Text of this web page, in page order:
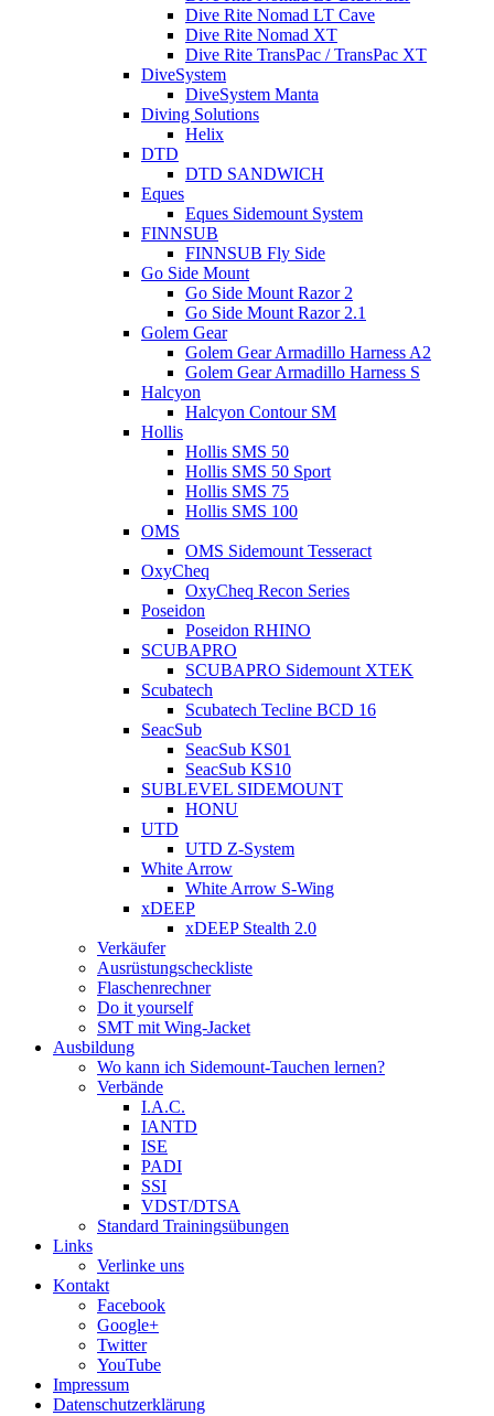
Dive Rite Nomad LT Cave
Dive Rite Nomad XT
Dive Rite TransPac / TransPac XT
DiveSystem
DiveSystem Manta
Diving Solutions
Helix
DTD
DTD SANDWICH
Eques
Eques Sidemount System
FINNSUB
FINNSUB Fly Side
Go Side Mount
Go Side Mount Razor 2
Go Side Mount Razor 2.1
Golem Gear
Golem Gear Armadillo Harness A2
Golem Gear Armadillo Harness S
Halcyon
Halcyon Contour SM
Hollis
Hollis SMS 50
Hollis SMS 50 Sport
Hollis SMS 75
Hollis SMS 100
OMS
OMS Sidemount Tesseract
OxyCheq
OxyCheq Recon Series
Poseidon
Poseidon RHINO
SCUBAPRO
SCUBAPRO Sidemount XTEK
Scubatech
Scubatech Tecline BCD 16
SeacSub
SeacSub KS01
SeacSub KS10
SUBLEVEL SIDEMOUNT
HONU
UTD
UTD Z-System
White Arrow
White Arrow S-Wing
xDEEP
xDEEP Stealth 2.0
Verkäufer
Ausrüstungscheckliste
Flaschenrechner
Do it yourself
SMT mit Wing-Jacket
Ausbildung
Wo kann ich Sidemount-Tauchen lernen?
Verbände
I.A.C.
IANTD
ISE
PADI
SSI
VDST/DTSA
Standard Trainingsübungen
Links
Verlinke uns
Kontakt
Facebook
Google+
Twitter
YouTube
Impressum
Datenschutzerklärung